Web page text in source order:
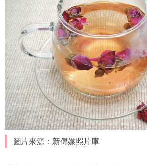
圖片來源：新傳媒照片庫